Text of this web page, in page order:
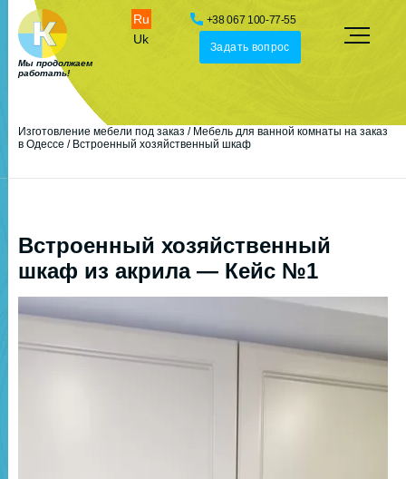
Мы продолжаем
работать!
Uk
Ru +38 067 100-77-55
Задать вопрос
Изготовление мебели под заказ / Мебель для ванной комнаты на заказ
в Одессе / Встроенный хозяйственный шкаф
Встроенный хозяйственный
шкаф из акрила — Кейс №1